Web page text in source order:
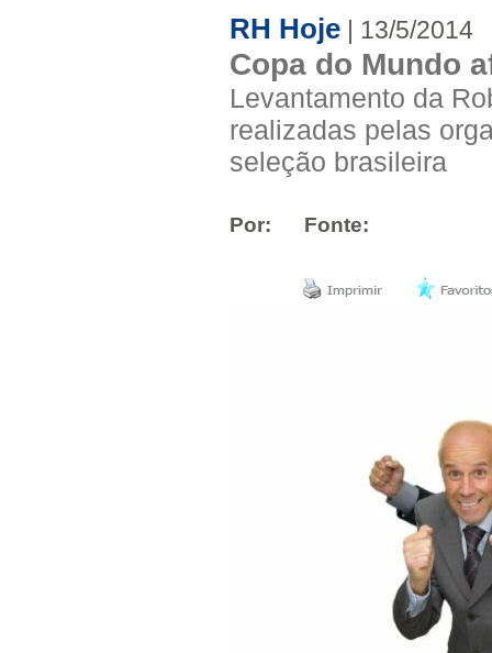
RH Hoje | 13/5/2014
Copa do Mundo
Levantamento da
realizadas pelas
seleção brasileira
Por: Fonte: